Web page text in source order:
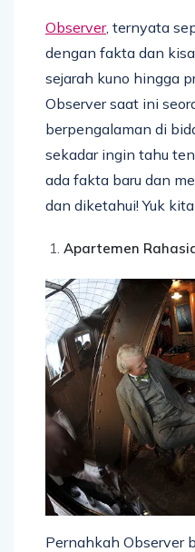
Observer, ternyata
dengan fakta dan
sejarah kuno hingga
Observer saat ini
berpengalaman di
sekadar ingin tahu
ada fakta baru dan
dan diketahui! Yuk kita
Apartemen
Pernahkah Observer